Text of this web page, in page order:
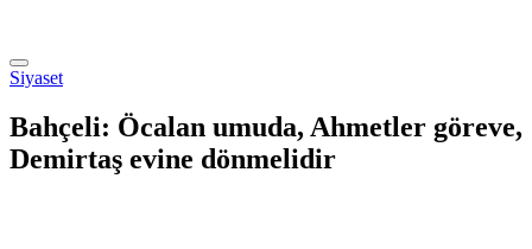
Siyaset
Bahçeli: Öcalan umuda, Ahmetler göreve,
Demirtaş evine dönmelidir